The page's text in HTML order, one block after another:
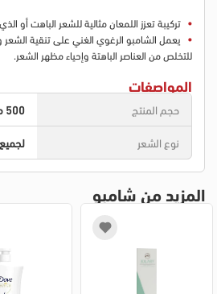
تركيبة تعزز اللمعان مثالية للشعر الباهت أو
يعمل الشامبو الرغوي الغني على تنقية الشعر
للتخلص من العناصر الباهتة وإحياء مظهر الشعر.
المواصفات
حجم المنتج
500 مللي
نوع الشعر
المزيد من شامبو